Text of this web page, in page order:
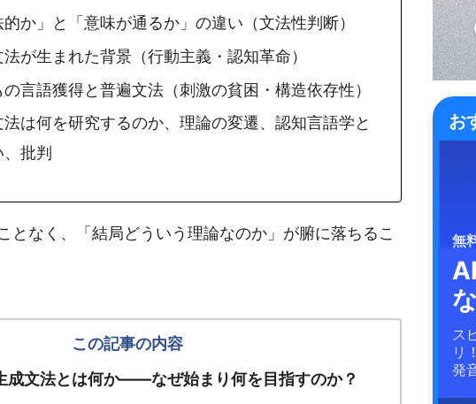
的か」と「意味が通るか」の違い（文法性判断）
が生まれた背景（行動主義・認知革命）
言語獲得と普遍文法（刺激の貧困・構造依存性）
法は何を研究するのか、理論の変遷、認知言語学と
批判
となく、「結局どういう理論なのか」が腑に落ちるこ
成文法とは何か——なぜ始まり何を目指すのか？
お
無
ス
リ
発